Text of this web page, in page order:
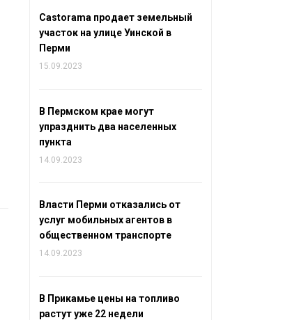
Castorama продает земельный
участок на улице Уинской в
Перми
15.09.2023
В Пермском крае могут
упразднить два населенных
пункта
14.09.2023
Власти Перми отказались от
услуг мобильных агентов в
общественном транспорте
14.09.2023
В Прикамье цены на топливо
растут уже 22 недели